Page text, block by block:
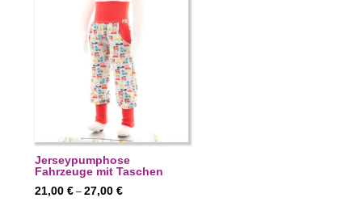
Jerseypumphose
Fahrzeuge mit Taschen
21,00 € – 27,00 €Preisspanne: